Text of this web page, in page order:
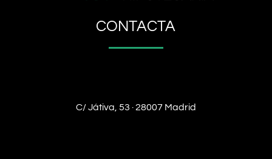
CONTACTA
C/ Játiva, 53 · 28007 Madrid